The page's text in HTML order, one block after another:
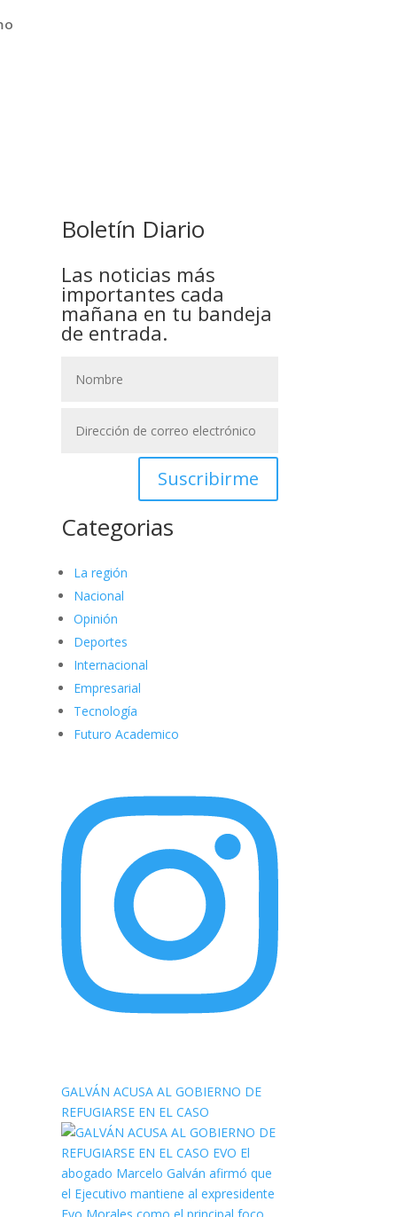
Boletín Diario
Las noticias más
importantes cada
mañana en tu bandeja
de entrada.
Suscribirme
Categorias
La región
Nacional
Opinión
Deportes
Internacional
Empresarial
Tecnología
Futuro Academico
GALVÁN ACUSA AL GOBIERNO DE
REFUGIARSE EN EL CASO